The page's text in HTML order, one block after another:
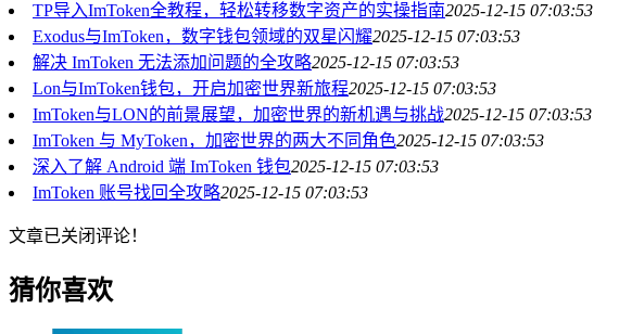
TP导入ImToken全教程，轻松转移数字资产的实操指南2025-12-15 07:03:53
Exodus与ImToken，数字钱包领域的双星闪耀2025-12-15 07:03:53
解决 ImToken 无法添加问题的全攻略2025-12-15 07:03:53
Lon与ImToken钱包，开启加密世界新旅程2025-12-15 07:03:53
ImToken与LON的前景展望，加密世界的新机遇与挑战2025-12-15 07:03:53
ImToken 与 MyToken，加密世界的两大不同角色2025-12-15 07:03:53
深入了解 Android 端 ImToken 钱包2025-12-15 07:03:53
ImToken 账号找回全攻略2025-12-15 07:03:53
文章已关闭评论！
猜你喜欢